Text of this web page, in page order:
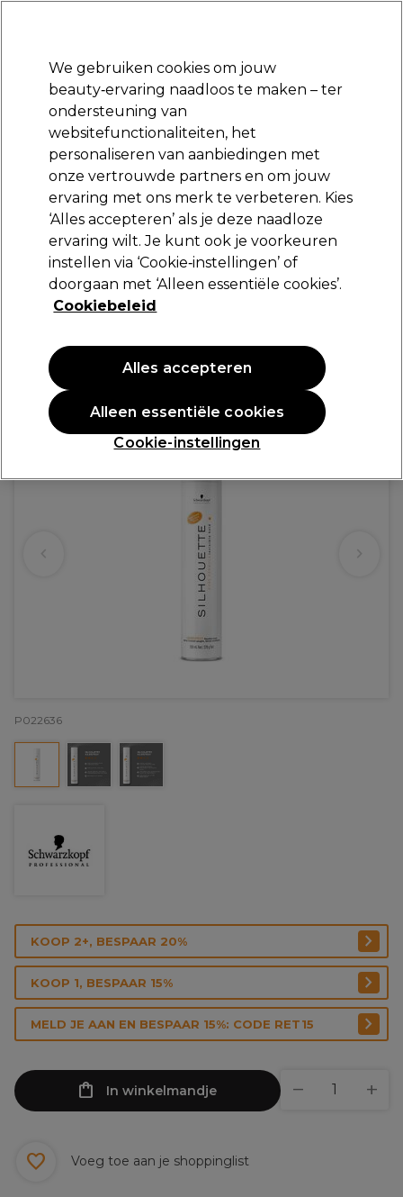
Aanmelden
Merken Deals Haar Elektra
Volgende dag geleverd*
Na verzending, maandag t/m vrijdag
Schwarzkopf Professional
Schwarzkopf Professional Silhouette
Haarspray Flexibele Hold 500ml
(0
PROMOTIE
P022636
KOOP 2+, BESPAAR 20%
KOOP 1, BESPAAR 15%
MELD JE AAN EN BESPAAR 15%: CODE RET15
In winkelmandje
Voeg toe aan je shoppinglist
We gebruiken cookies om jouw
beauty‑ervaring naadloos te maken – ter
ondersteuning van
websitefunctionaliteiten, het
personaliseren van aanbiedingen met
onze vertrouwde partners en om jouw
ervaring met ons merk te verbeteren. Kies
‘Alles accepteren’ als je deze naadloze
ervaring wilt. Je kunt ook je voorkeuren
instellen via ‘Cookie‑instellingen’ of
doorgaan met ‘Alleen essentiële cookies’.
Cookiebeleid
Cookie-instellingen
Alleen essentiële cookies
Alles accepteren